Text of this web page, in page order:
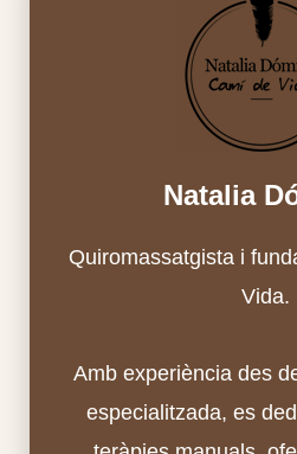
Natalia
Quiromassatgista i
Vida.
Amb experiència des
especialitzada, es